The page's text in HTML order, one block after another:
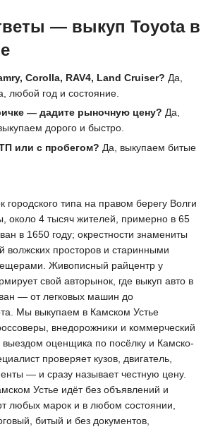
— выкуп Toyota в
Corolla, RAV4, Land Cruiser? Да,
любой год и состояние.
— дадите рыночную цену? Да,
дорого и быстро.
или с пробегом? Да, выкупаем битые
типа на правом берегу Волги
около 4 тысяч жителей, примерно в 65
в 1650 году; окрестности знамениты
волжских просторов и старинными
Живописный райцентр у
свой авторынок, где выкуп авто в
— от легковых машин до
Мы выкупаем в Камском Устье
внедорожники и коммерческий
оценщика по посёлку и Камско-
проверяет кузов, двигатель,
— и сразу называет честную цену.
Устье идёт без объявлений и
любых марок и в любом состоянии,
битый и без документов,